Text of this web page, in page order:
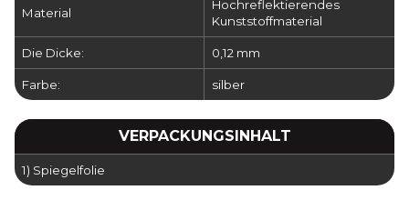
Material
Hochreflektierendes
Kunststoffmaterial
Die Dicke: 0,12 mm
Farbe: silber
VERPACKUNGSINHALT
1) Spiegelfolie